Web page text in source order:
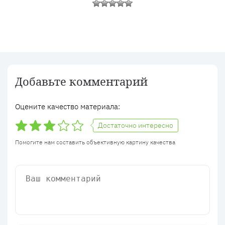
Добавьте комментарий
Оцените качество материала:
Достаточно интересно
Помогите нам составить объективную картину качества